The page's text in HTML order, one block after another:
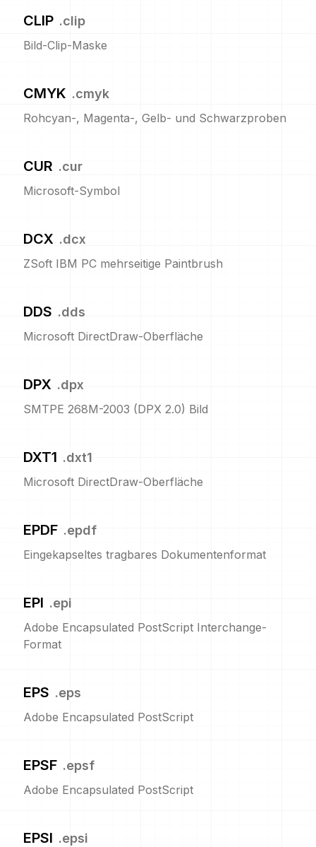
CLIP .clip
Bild-Clip-Maske
CMYK .cmyk
Rohcyan-, Magenta-, Gelb- und Schwarzproben
CUR .cur
Microsoft-Symbol
DCX .dcx
ZSoft IBM PC mehrseitige Paintbrush
DDS .dds
Microsoft DirectDraw-Oberfläche
DPX .dpx
SMTPE 268M-2003 (DPX 2.0) Bild
DXT1 .dxt1
Microsoft DirectDraw-Oberfläche
EPDF .epdf
Eingekapseltes tragbares Dokumentenformat
EPI .epi
Adobe Encapsulated PostScript Interchange-
Format
EPS .eps
Adobe Encapsulated PostScript
EPSF .epsf
Adobe Encapsulated PostScript
EPSI .epsi